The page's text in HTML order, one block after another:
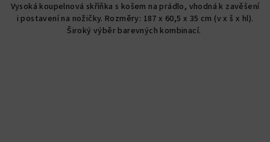
z
5
hvězdiček.
Vysoká koupelnová skříňka s košem na prádlo, vhodná k zavěšení
i postavení na nožičky. Rozměry: 187 x 60,5 x 35 cm (v x š x hl).
Široký výběr barevných kombinací.